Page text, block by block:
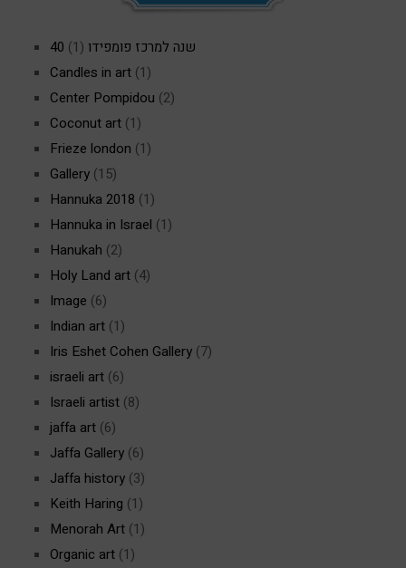
40 שנה למרכז פומפידו (1)
Candles in art (1)
Center Pompidou (2)
Coconut art (1)
Frieze london (1)
Gallery (15)
Hannuka 2018 (1)
Hannuka in Israel (1)
Hanukah (2)
Holy Land art (4)
Image (6)
Indian art (1)
Iris Eshet Cohen Gallery (7)
israeli art (6)
Israeli artist (8)
jaffa art (6)
Jaffa Gallery (6)
Jaffa history (3)
Keith Haring (1)
Menorah Art (1)
Organic art (1)